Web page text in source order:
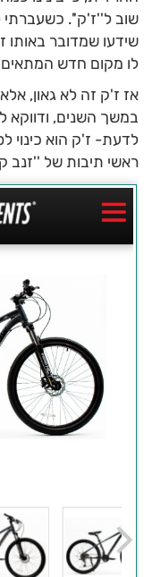
שוב ל''ז'ק''. כשעברתי
שידעו שמדובר באותו
לו מקום חדש המתאים
אז ז'ק זה לא גאון, אלא
במשך השנים, ודווקא
לדעת- ז'ק הוא כינוי
ראשי תיבות של ''זנב